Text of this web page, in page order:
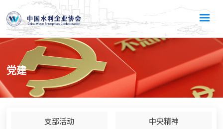
党建
支部活动 中央精神